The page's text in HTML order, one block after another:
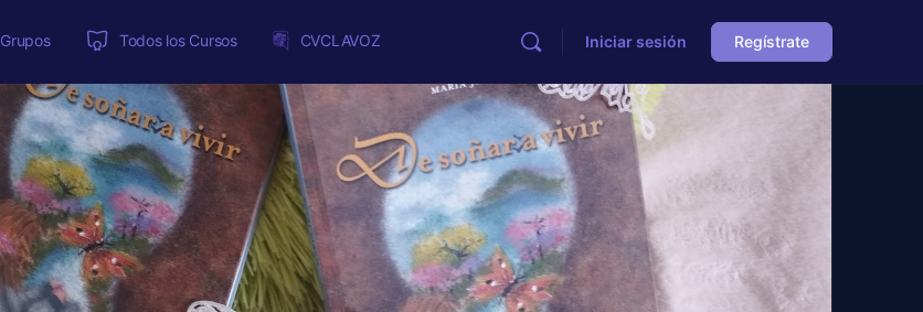
Grupos Todos los Cursos CVCLAVOZ Iniciar sesión Regístrate